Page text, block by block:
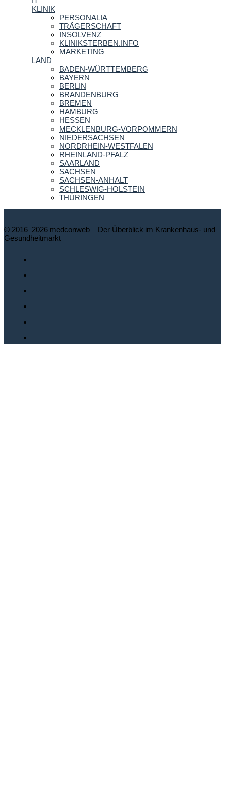
KLINIK
PERSONALIA
TRÄGERSCHAFT
INSOLVENZ
KLINIKSTERBEN.INFO
MARKETING
LAND
BADEN-WÜRTTEMBERG
BAYERN
BERLIN
BRANDENBURG
BREMEN
HAMBURG
HESSEN
MECKLENBURG-VORPOMMERN
NIEDERSACHSEN
NORDRHEIN-WESTFALEN
RHEINLAND-PFALZ
SAARLAND
SACHSEN
SACHSEN-ANHALT
SCHLESWIG-HOLSTEIN
THÜRINGEN
© 2016–2026 medconweb – Der Überblick im Krankenhaus- und
Gesundheitmarkt